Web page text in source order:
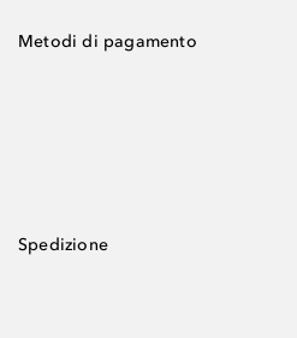
Metodi di pagamento
Spedizione